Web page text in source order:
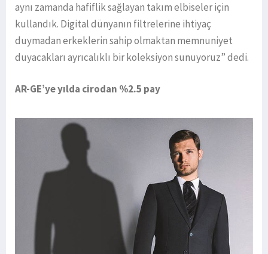
aynı zamanda hafiflik sağlayan takım elbiseler için
kullandık. Digital dünyanın filtrelerine ihtiyaç
duymadan erkeklerin sahip olmaktan memnuniyet
duyacakları ayrıcalıklı bir koleksiyon sunuyoruz” dedi.
AR-GE’ye yılda cirodan %2.5 pay